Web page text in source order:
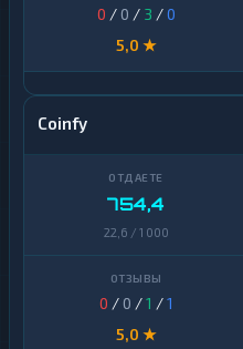
0 / 0 / 3 /0
5,0 ★
Coinfy
754,4
22,6 / 1 000
0 / 0 /1 /1
5,0 ★